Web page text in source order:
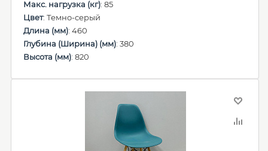
Макс. нагрузка (кг): 85
Цвет: Темно-серый
Длина (мм): 460
Глубина (Ширина) (мм): 380
Высота (мм): 820